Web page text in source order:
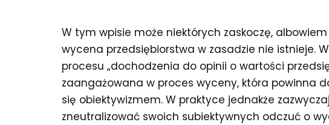
W tym wpisie może niektórych zaskoczę,
wycena przedsiębiorstwa w zasadzie nie istnieje.
procesu „dochodzenia do opinii o wartości
zaangażowana w proces wyceny, która powinna
się obiektywizmem. W praktyce jednakże
zneutralizować swoich subiektywnych odczuć o